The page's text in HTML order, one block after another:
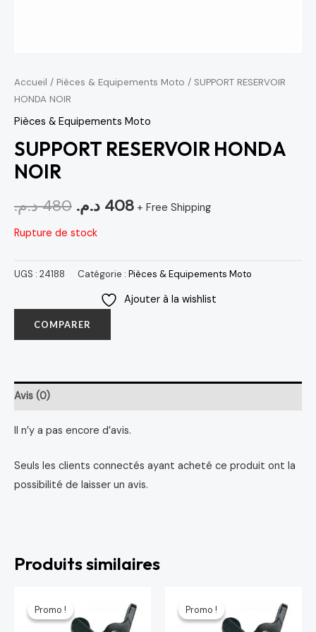
Accueil / Pièces & Equipements Moto / SUPPORT RESERVOIR
HONDA NOIR
Pièces & Equipements Moto
SUPPORT RESERVOIR HONDA
NOIR
480 د.م. 408 د.م.
+ Free Shipping
Rupture de stock
UGS : 24188 Catégorie : Pièces & Equipements Moto
Ajouter à la wishlist
COMPARER
Avis (0)
Il n’y a pas encore d’avis.
Seuls les clients connectés ayant acheté ce produit ont la
possibilité de laisser un avis.
Produits similaires
Promo !
Promo !
initial actuel
est :
Promo !
Promo !
initial actuel
est :